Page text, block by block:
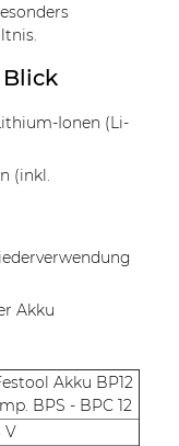
Ionen (Li-
(inkl.
Akku
Akku BP12
BPS - BPC 12
V